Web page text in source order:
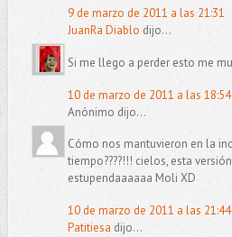
9 de marzo de 2011 a las 21:31
JuanRa Diablo dijo...
Si me llego a perder esto me
10 de marzo de 2011 a las 18:54
Anónimo dijo...
Cómo nos mantuvieron en la
tiempo????!!! cielos, esta
estupendaaaaaa Moli XD
10 de marzo de 2011 a las 21:44
Patitiesa dijo...